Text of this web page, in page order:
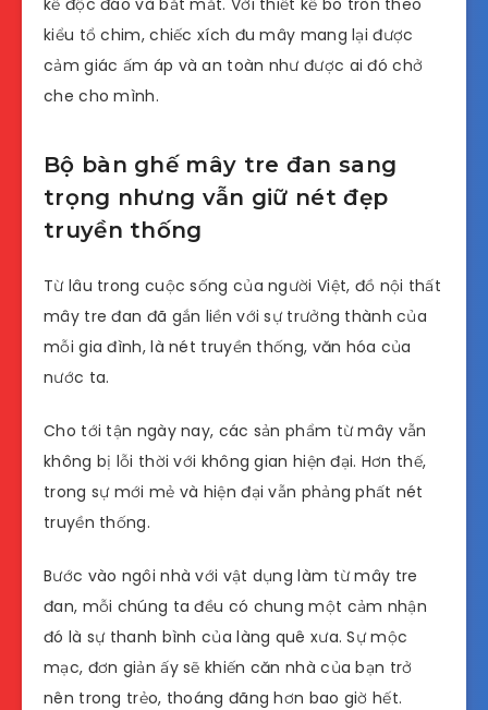
kế độc đáo và bắt mắt. Với thiết kế bo tròn theo
kiểu tổ chim, chiếc xích đu mây mang lại được
cảm giác ấm áp và an toàn như được ai đó chở
che cho mình.
Bộ bàn ghế mây tre đan sang
trọng nhưng vẫn giữ nét đẹp
truyền thống
Từ lâu trong cuộc sống của người Việt, đồ nội thất
mây tre đan đã gắn liền với sự trưởng thành của
mỗi gia đình, là nét truyền thống, văn hóa của
nước ta.
Cho tới tận ngày nay, các sản phẩm từ mây vẫn
không bị lỗi thời với không gian hiện đại. Hơn thế,
trong sự mới mẻ và hiện đại vẫn phảng phất nét
truyền thống.
Bước vào ngôi nhà với vật dụng làm từ mây tre
đan, mỗi chúng ta đều có chung một cảm nhận
đó là sự thanh bình của làng quê xưa. Sự mộc
mạc, đơn giản ấy sẽ khiến căn nhà của bạn trở
nên trong trẻo, thoáng đãng hơn bao giờ hết.